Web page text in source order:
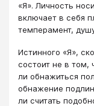
«Я». Личность
включает в себя
темперамент,
Истинного «Я»,
состоит не в том,
ли обнажиться
обнажение
ли считать